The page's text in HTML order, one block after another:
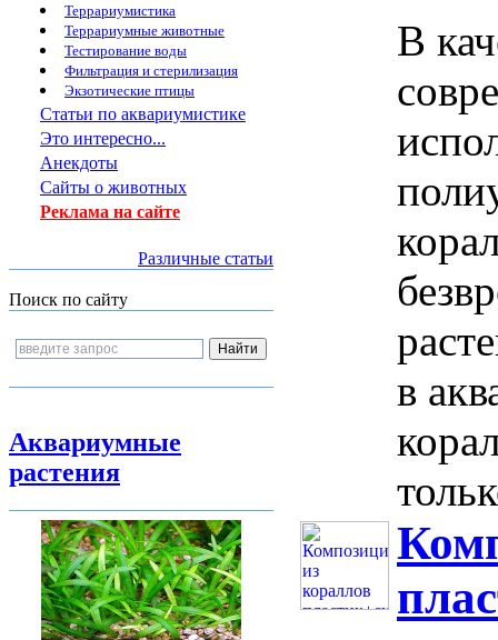
Террариумистика
Террариумные животные
Тестирование воды
Фильтрация и стерилизация
Экзотические птицы
Статьи по аквариумистике
Это интересно...
Анекдоты
Сайты о животных
Реклама на сайте
Различные статьи
Поиск по сайту
Аквариумные
растения
В
в